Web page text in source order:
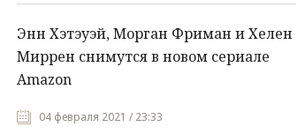
Энн Хэтэуэй, Морган Фриман и Хелен
Миррен снимутся в новом сериале
Amazon
04 февраля 2021 / 23:33